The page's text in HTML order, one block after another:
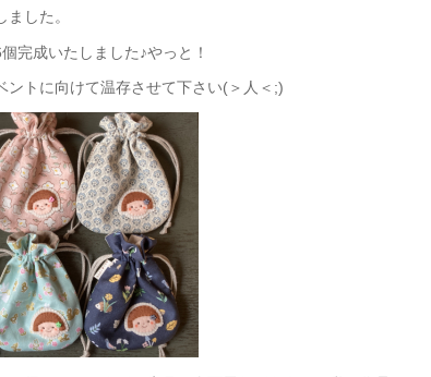
した。
完成いたしました♪やっと！
ントに向けて温存させて下さい(＞人＜;)